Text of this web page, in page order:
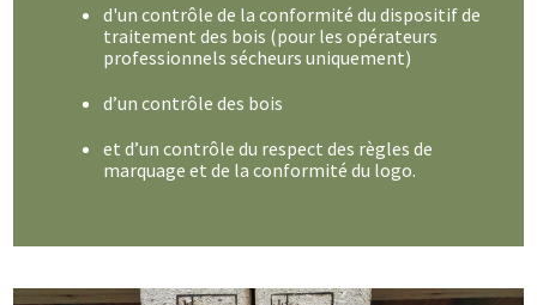
d'un contrôle de la conformité du dispositif de
traitement des bois (pour les opérateurs
professionnels sécheurs uniquement)
d’un contrôle des bois
et d’un contrôle du respect des règles de
marquage et de la conformité du logo.